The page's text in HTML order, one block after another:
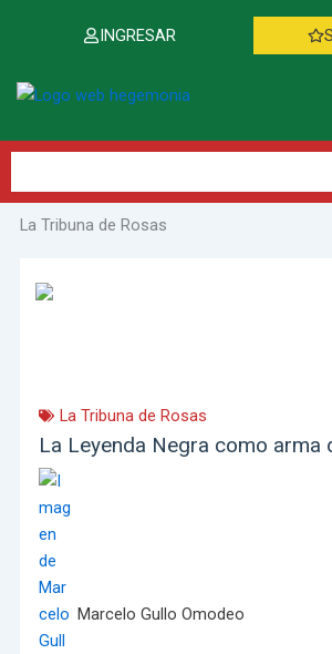
INGRESAR
La Tribuna de Rosas
La Tribuna de Rosas
La Leyenda Negra como
Marcelo Gullo Omodeo